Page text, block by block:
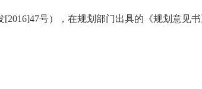
号），在规划部门出具的《规划意见